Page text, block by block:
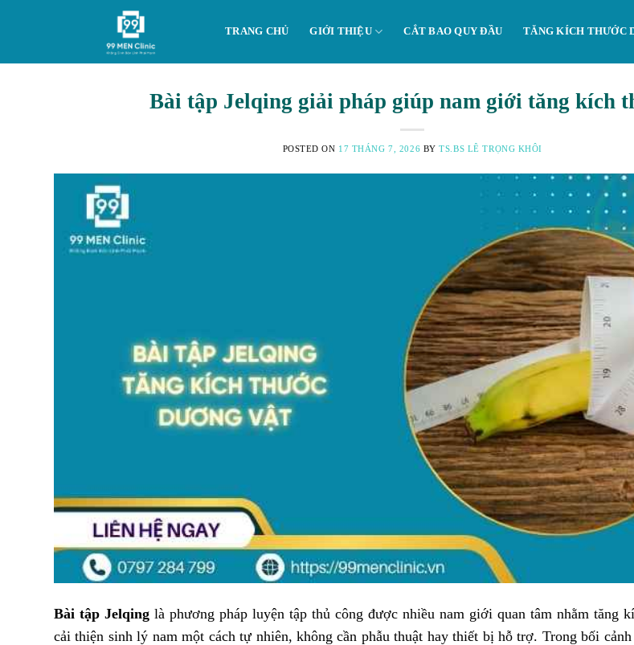
TRANG CHỦ GIỚI THIỆU CẮT BAO QUY ĐẦU TĂNG KÍCH THƯỚC
Bài tập Jelqing giải pháp giúp nam giới tăng kích
POSTED ON 17 THÁNG 7, 2026 BYTS.BS LÊ TRỌNG KHÔI
Bài tập Jelqing là phương pháp luyện tập thủ công được nhiều nam giới quan tâm nhằm tăng
cải thiện sinh lý nam một cách tự nhiên, không cần phẫu thuật hay thiết bị hỗ trợ. Trong bối